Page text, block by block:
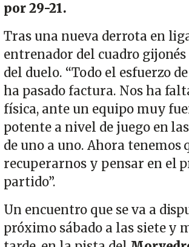
por 29-21.
Tras una nueva derrota en
entrenador del cuadro
del duelo. “Todo el esfuerzo
ha pasado factura. Nos ha
física, ante un equipo muy
potente a nivel de juego en
de uno a uno. Ahora tenemos
recuperarnos y pensar en el
partido”.
Un encuentro que se va a
próximo sábado a las siete y